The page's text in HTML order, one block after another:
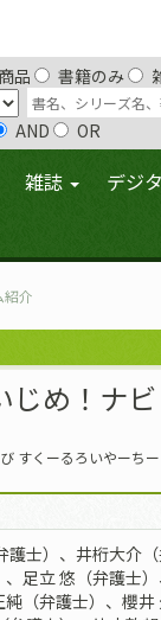
品 書籍のみ
AND OR
雑誌 デジ
紹介
じめ！ナ
すくーるろいやーち
護士）、井桁大介
足立 悠（弁護士
（弁護士）、櫻